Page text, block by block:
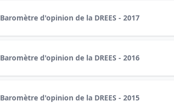
Baromètre d'opinion de la DREES - 2017
Baromètre d'opinion de la DREES - 2016
Baromètre d'opinion de la DREES - 2015